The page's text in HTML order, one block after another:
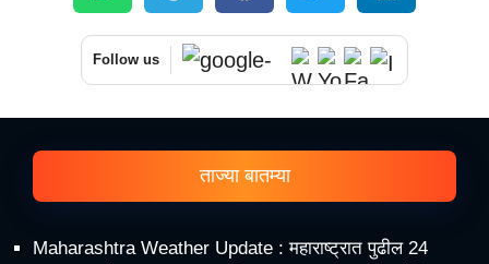
Follow us
ताज्या बातम्या
Maharashtra Weather Update : महाराष्ट्रात पुढील 24